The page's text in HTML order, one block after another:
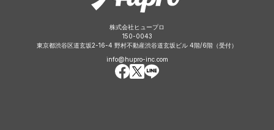
株式会社ヒュープロ
150-0043
東京都渋谷区道玄坂2-16-4 野村不動産渋谷道玄坂ビル 4階/6階（受付）
info@hupro-inc.com